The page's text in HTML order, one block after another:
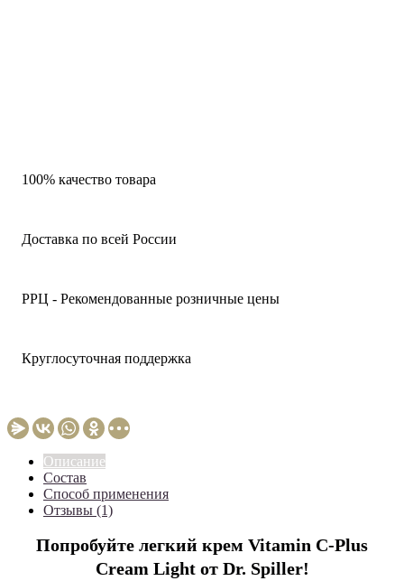
100% качество товара
Доставка по всей России
РРЦ - Рекомендованные розничные цены
Круглосуточная поддержка
Описание
Состав
Способ применения
Отзывы (1)
Попробуйте легкий крем Vitamin C-Plus
Cream Light от Dr. Spiller!